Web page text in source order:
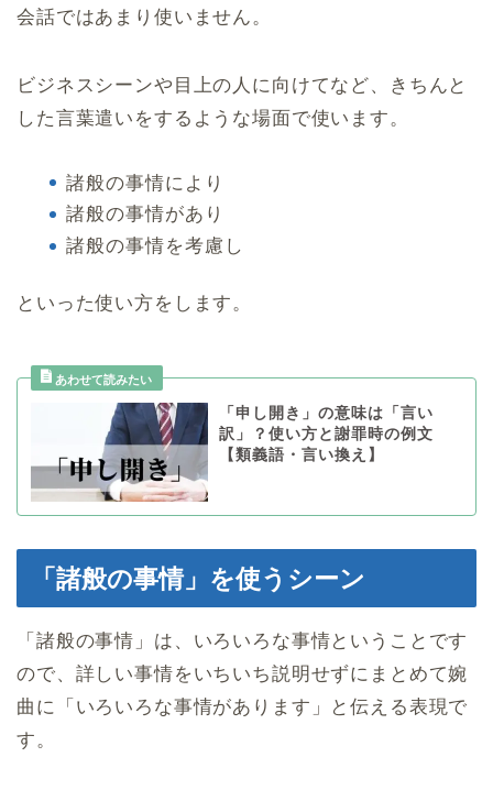
会話ではあまり使いません。
ビジネスシーンや目上の人に向けてなど、きちんと
した言葉遣いをするような場面で使います。
諸般の事情により
諸般の事情があり
諸般の事情を考慮し
といった使い方をします。
「申し開き」の意味は「言い
訳」？使い方と謝罪時の例文
【類義語・言い換え】
「諸般の事情」を使うシーン
「諸般の事情」は、いろいろな事情ということです
ので、詳しい事情をいちいち説明せずにまとめて婉
曲に「いろいろな事情があります」と伝える表現で
す。